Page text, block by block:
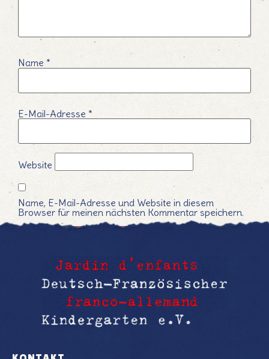
Name *
E-Mail-Adresse *
Website
Name, E-Mail-Adresse und Website in diesem
Browser für meinen nächsten Kommentar speichern.